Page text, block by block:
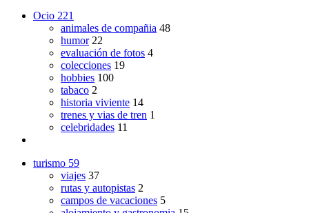
Ocio 221
animales de compañia 48
humor 22
evaluación de fotos 4
colecciones 19
hobbies 100
tabaco 2
historia viviente 14
trenes y vias de tren 1
celebridades 11
turismo 59
viajes 37
rutas y autopistas 2
campos de vacaciones 5